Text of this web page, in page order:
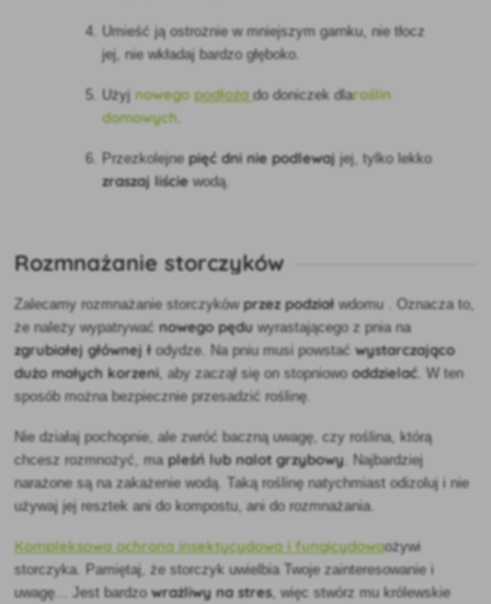
Umieść ją ostrożnie wmniejszym garnku, nie tłocz
jej, nie wkładaj bardzo głęboko.
Użyjnowegopodłożado doniczek dlaroślin
domowych
Przezkolejnepięć dni nie podlewaj jej, tylko lekko
zraszajliściewodą.
Rozmnażanie storczyków
Zalecamyrozmnażanie storczykówprzez podział wdomu
. Oznacza to,
że należy wypatrywaćnowego pędu wyrastającego z pnia na
zgrubiałej głównej ł odydze. Na pniu musi powstaćwystarczająco
dużo małych korzeni , aby zaczął się on stopniowooddzielać . W ten
sposób można bezpiecznie przesadzić roślinę.
Nie działaj pochopnie, alezwróć baczną uwagę, czy roślina, którą
chcesz rozmnożyć, mapleśń lub nalot grzybowy . Najbardziej
narażone są na zakażenie wodą. Taką roślinę natychmiast odizoluj i nie
używaj jej resztek ani do kompostu, ani do rozmnażania.
Kompleksowa ochrona insektycydowa i fungicydowaożywi
storczyka. Pamiętaj, że storczyk uwielbia Twoje zainteresowanie i
uwagę... Jest bardzowrażliwy na stres, więc stwórz mu królewskie